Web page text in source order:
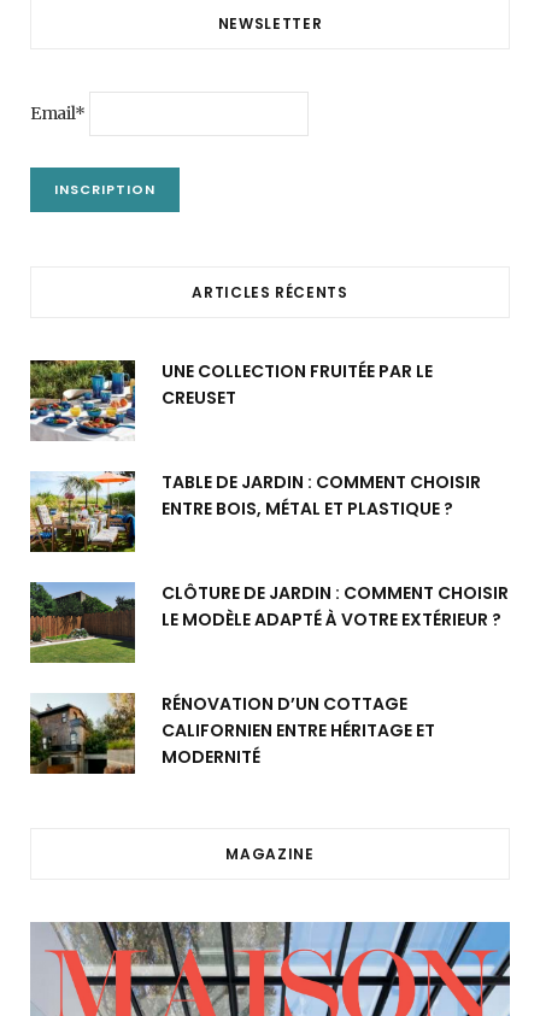
NEWSLETTER
Email*
ARTICLES RÉCENTS
UNE COLLECTION FRUITÉE PAR LE
CREUSET
TABLE DE JARDIN : COMMENT CHOISIR
ENTRE BOIS, MÉTAL ET PLASTIQUE ?
CLÔTURE DE JARDIN : COMMENT CHOISIR
LE MODÈLE ADAPTÉ À VOTRE EXTÉRIEUR ?
RÉNOVATION D’UN COTTAGE
CALIFORNIEN ENTRE HÉRITAGE ET
MODERNITÉ
MAGAZINE